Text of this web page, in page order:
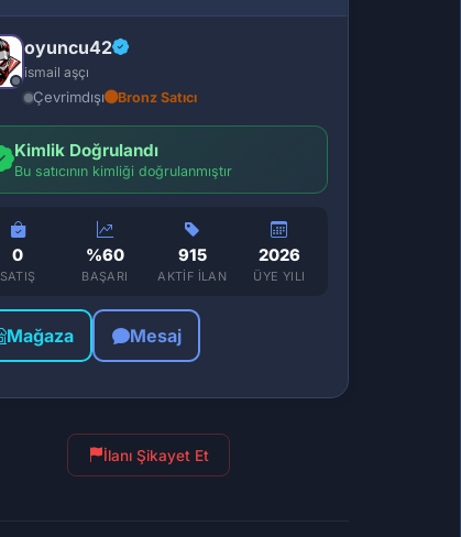
oyuncu42
ismail aşçı
Çevrimdışı Bronz Satıcı
Kimlik Doğrulandı
Bu satıcının kimliği doğrulanmıştır
0
SATIŞ
%60
BAŞARI
915
AKTIF İLAN
2026
ÜYE YILI
Mağaza Mesaj
İlanı Şikayet Et